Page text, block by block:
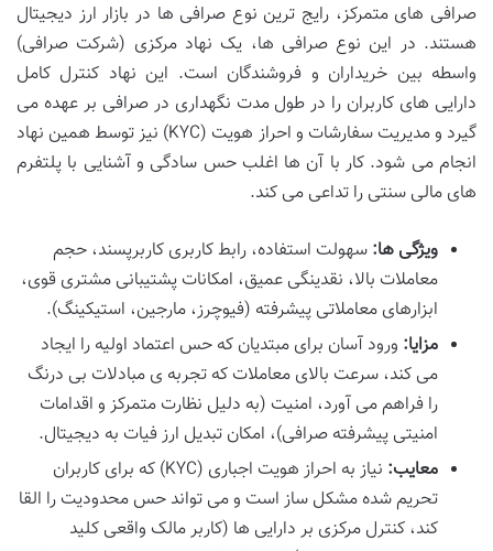
صرافی های متمرکز، رایج ترین نوع صرافی ها در بازار ارز دیجیتال
هستند. در این نوع صرافی ها، یک نهاد مرکزی (شرکت صرافی)
واسطه بین خریداران و فروشندگان است. این نهاد کنترل کامل
دارایی های کاربران را در طول مدت نگهداری در صرافی بر عهده می
گیرد و مدیریت سفارشات و احراز هویت (KYC) نیز توسط همین نهاد
انجام می شود. کار با آن ها اغلب حس سادگی و آشنایی با پلتفرم
های مالی سنتی را تداعی می کند.
ویژگی ها: سهولت استفاده، رابط کاربری کاربرپسند، حجم
معاملات بالا، نقدینگی عمیق، امکانات پشتیبانی مشتری قوی،
ابزارهای معاملاتی پیشرفته (فیوچرز، مارجین، استیکینگ).
مزایا: ورود آسان برای مبتدیان که حس اعتماد اولیه را ایجاد
می کند، سرعت بالای معاملات که تجربه ی مبادلات بی درنگ
را فراهم می آورد، امنیت (به دلیل نظارت متمرکز و اقدامات
امنیتی پیشرفته صرافی)، امکان تبدیل ارز فیات به دیجیتال.
معایب:
نیاز به احراز هویت اجباری (KYC) که برای کاربران
تحریم شده مشکل ساز است و می تواند حس محدودیت را القا
کند، کنترل مرکزی بر دارایی ها (کاربر مالک واقعی کلید